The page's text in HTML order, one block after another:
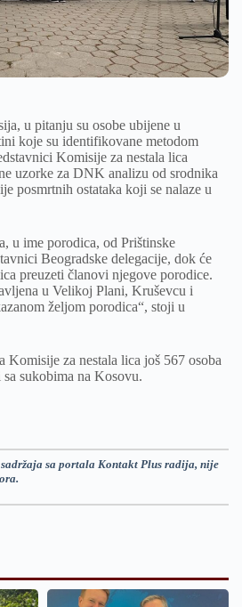
u pitanju su osobe ubijene u
koje su identifikovane metodom
Komisije za nestala lica
uzorke za DNK analizu od srodnika
posmrtnih ostataka koji se nalaze u
u ime porodica, od Prištinske
Beogradske delegacije, dok će
preuzeti članovi njegove porodice.
u Velikoj Plani, Kruševcu i
željom porodica“, stoji u
Komisije za nestala lica još 567 osoba
sukobima na Kosovu.
sa portala Kontakt Plus radija, nije